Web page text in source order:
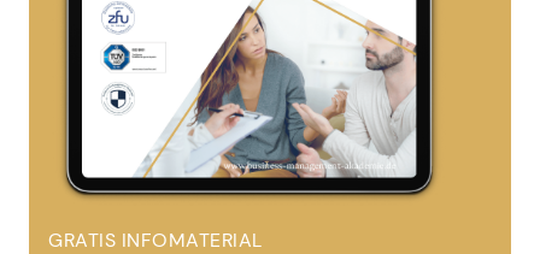
GRATIS INFOMATERIAL